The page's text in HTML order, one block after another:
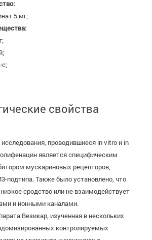
5 мг;
свойства
проводившиеся in vitro и in
является специфическим
мускариновых рецепторов,
подтипа. Также было установлено, что
сродство или не взаимодействует
и ионными каналами.
Везикар, изученная в нескольких
контролируемых